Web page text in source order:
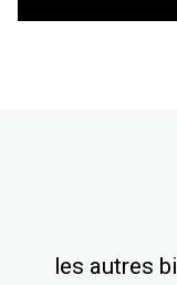
les autres